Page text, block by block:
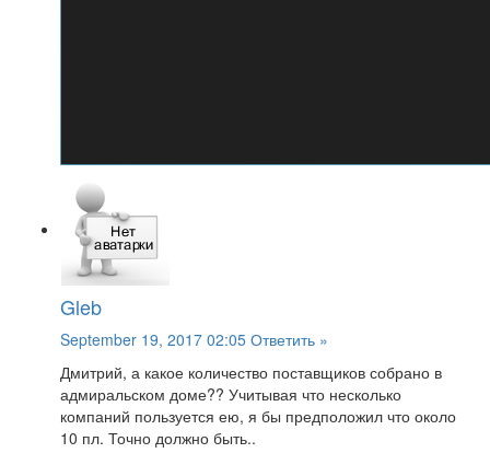
Gleb
September 19, 2017 02:05 Ответить »
Дмитрий, а какое количество поставщиков собрано в
адмиральском доме?? Учитывая что несколько
компаний пользуется ею, я бы предположил что около
10 пл. Точно должно быть..